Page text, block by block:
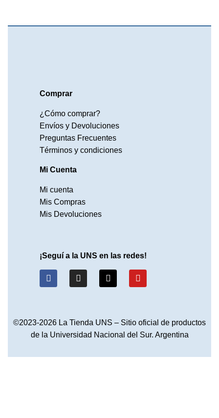
Comprar
¿Cómo comprar?
Envíos y Devoluciones
Preguntas Frecuentes
Términos y condiciones
Mi Cuenta
Mi cuenta
Mis Compras
Mis Devoluciones
¡Seguí a la UNS en las redes!
©2023-2026 La Tienda UNS – Sitio oficial de productos
de la Universidad Nacional del Sur. Argentina